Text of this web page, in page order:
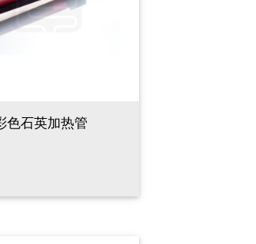
色石英加热管